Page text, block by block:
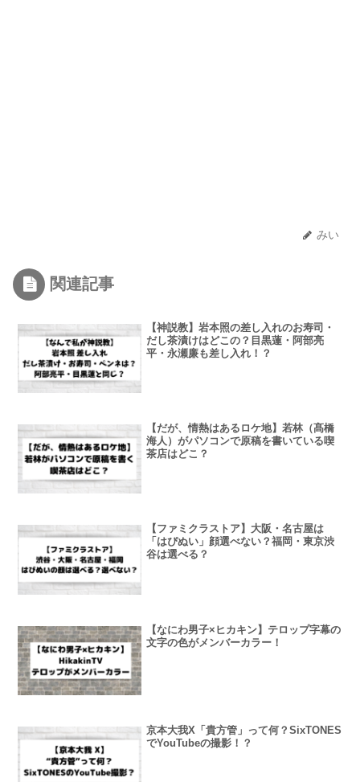
みい
関連記事
【神説教】岩本照の差し入れのお寿司・
だし茶漬けはどこの？目黒蓮・阿部亮
平・永瀬廉も差し入れ！？
【だが、情熱はあるロケ地】若林（髙橋
海人）がパソコンで原稿を書いている喫
茶店はどこ？
【ファミクラストア】大阪・名古屋は
「はぴぬい」顔選べない？福岡・東京渋
谷は選べる？
【なにわ男子×ヒカキン】テロップ字幕の
文字の色がメンバーカラー！
京本大我X「貴方管」って何？SixTONES
でYouTubeの撮影！？